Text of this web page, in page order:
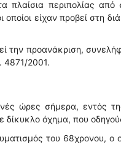
πλαίσια περιπολίας από
οποίοι είχαν προβεί στη
την προανάκριση,
4871/2001.
ώρες σήμερα, εντός
δίκυκλο όχημα, που
του 68χρονου, ο